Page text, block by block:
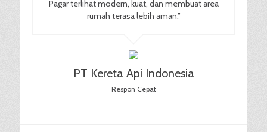
Pagar terlihat modern, kuat, dan membuat area
rumah terasa lebih aman.”
PT Kereta Api Indonesia
Respon Cepat